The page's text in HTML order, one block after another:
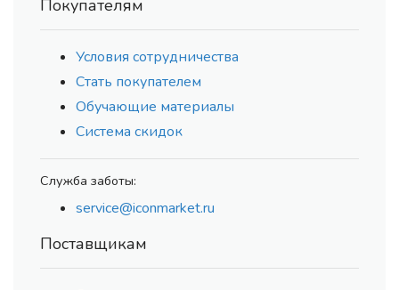
Покупателям
Условия сотрудничества
Стать покупателем
Обучающие материалы
Система скидок
Служба заботы:
service@iconmarket.ru
Поставщикам